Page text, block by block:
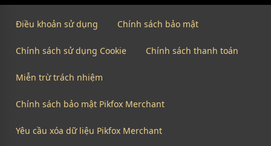
Điều khoản sử dụng Chính sách bảo mật
Chính sách sử dụng Cookie Chính sách thanh toán
Miễn trừ trách nhiệm
Chính sách bảo mật Pikfox Merchant
Yêu cầu xóa dữ liệu Pikfox Merchant